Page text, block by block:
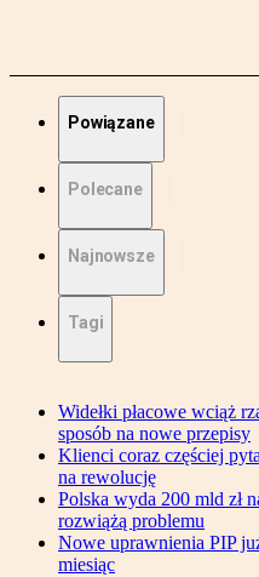
Powiązane
Polecane
Najnowsze
Tagi
Widełki płacowe wciąż
sposób na nowe przepisy
Klienci coraz częściej
na rewolucję
Polska wyda 200 mld zł
rozwiążą problemu
Nowe uprawnienia PIP
miesiąc